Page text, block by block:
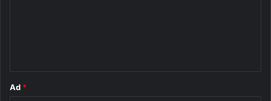
Ad *